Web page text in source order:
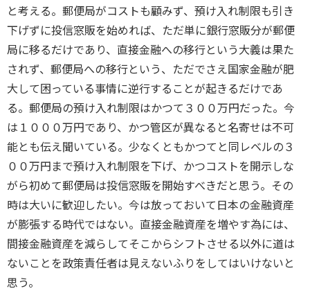
と考える。郵便局がコストも顧みず、預け入れ制限も引き
下げずに投信窓販を始めれば、ただ単に銀行窓販分が郵便
局に移るだけであり、直接金融への移行という大義は果た
されず、郵便局への移行という、ただでさえ国家金融が肥
大して困っている事情に逆行することが起きるだけであ
る。郵便局の預け入れ制限はかつて３００万円だった。今
は１０００万円であり、かつ管区が異なると名寄せは不可
能とも伝え聞いている。少なくともかつてと同レベルの３
００万円まで預け入れ制限を下げ、かつコストを開示しな
がら初めて郵便局は投信窓販を開始すべきだと思う。その
時は大いに歓迎したい。今は放っておいて日本の金融資産
が膨張する時代ではない。直接金融資産を増やす為には、
間接金融資産を減らしてそこからシフトさせる以外に道は
ないことを政策責任者は見えないふりをしてはいけないと
思う。